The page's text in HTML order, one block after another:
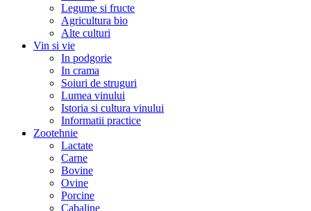
Legume si fructe
Agricultura bio
Alte culturi
Vin si vie
In podgorie
In crama
Soiuri de struguri
Lumea vinului
Istoria si cultura vinului
Informatii practice
Zootehnie
Lactate
Carne
Bovine
Ovine
Porcine
Cabaline